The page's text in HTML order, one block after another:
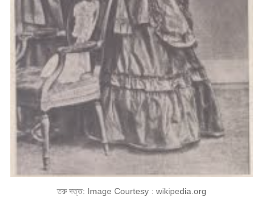
তরু দত্ত: Image Courtesy : wikipedia.org